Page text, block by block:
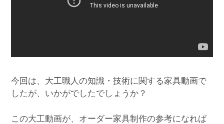
今回は、大工職人の知識・技術に関する家具動画で
したが、いかがでしたでしょうか？
この大工動画が、オーダー家具制作の参考になれば